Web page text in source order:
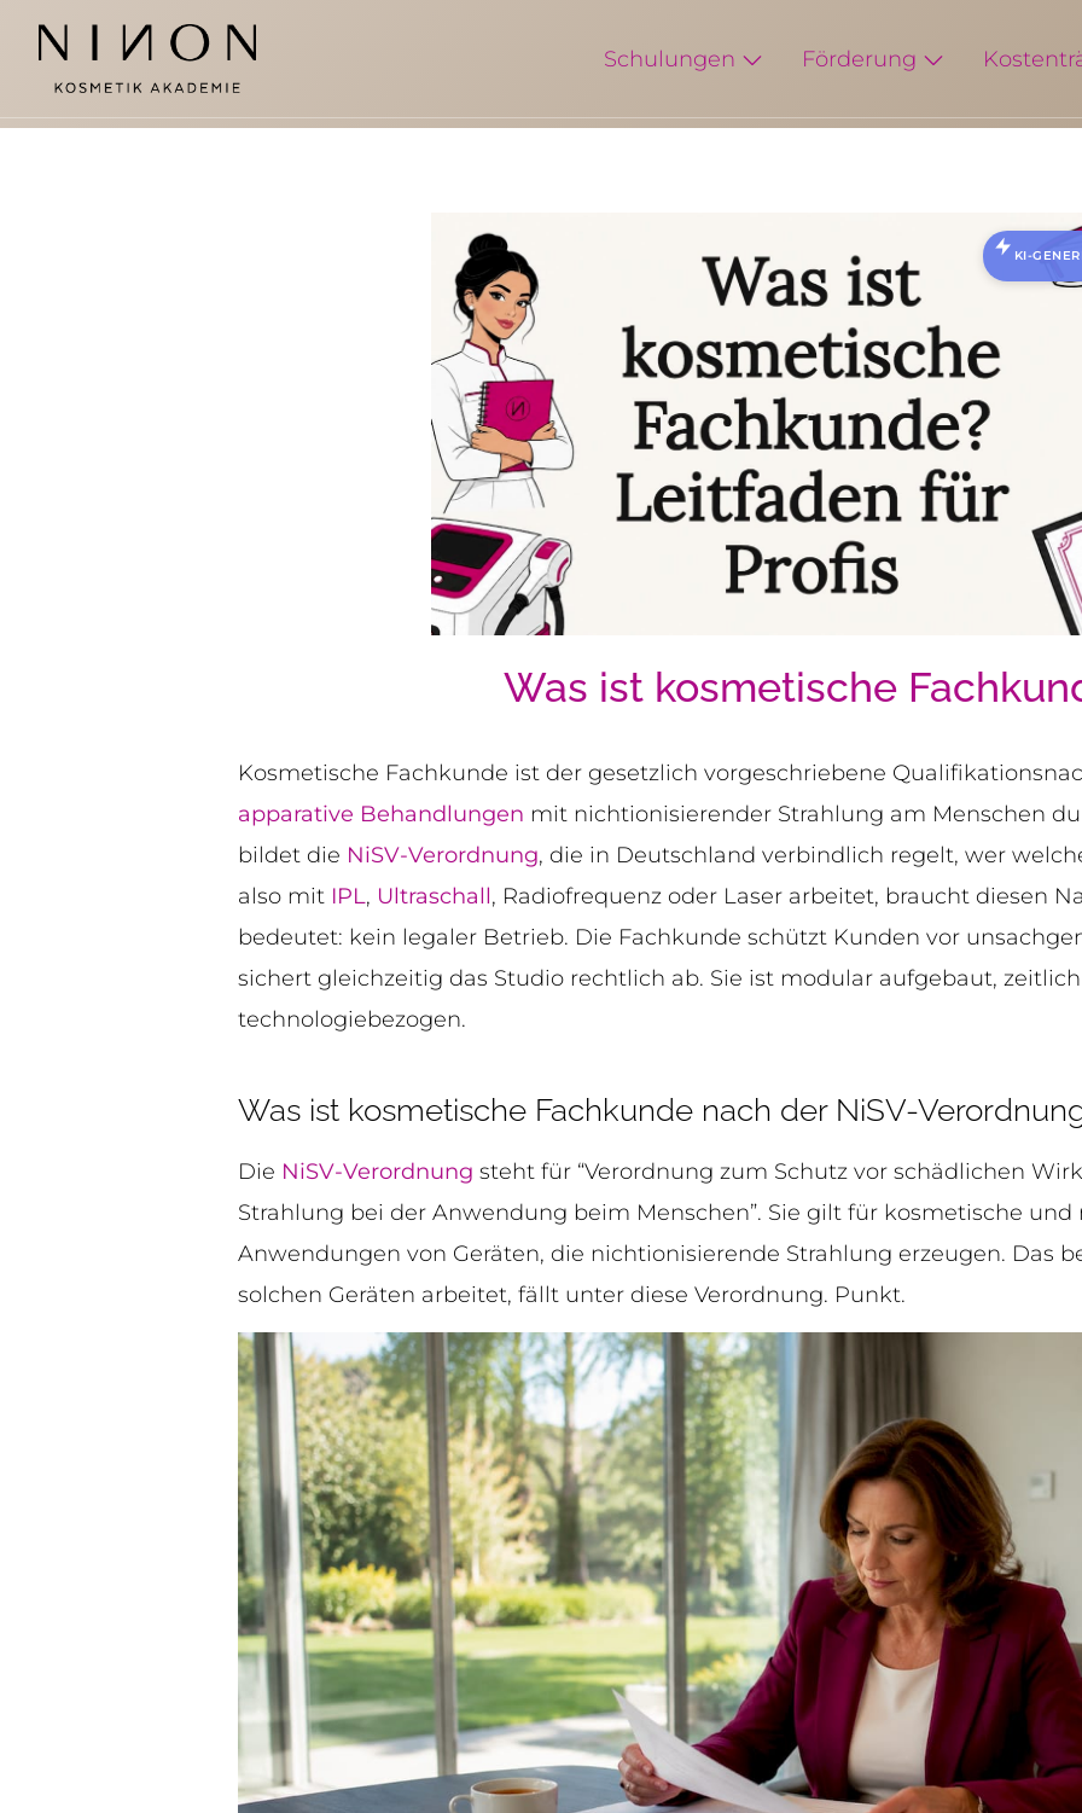
Schulungen Förderung
KI-
Was ist kosmetische
Kosmetische Fachkunde ist der gesetzlich vorgeschriebene
apparative Behandlungen mit nichtionisierender Strahlung am Menschen
bildet die NiSV-Verordnung, die in Deutschland verbindlich regelt, wer
also mit IPL, Ultraschall, Radiofrequenz oder Laser arbeitet, braucht diesen
bedeutet: kein legaler Betrieb. Die Fachkunde schützt Kunden vor
sichert gleichzeitig das Studio rechtlich ab. Sie ist modular aufgebaut,
technologiebezogen.
Was ist kosmetische Fachkunde nach der NiSV-
Die NiSV-Verordnung steht für “Verordnung zum Schutz vor schädlichen
Strahlung bei der Anwendung beim Menschen”. Sie gilt für kosmetische
Anwendungen von Geräten, die nichtionisierende Strahlung erzeugen. Das
solchen Geräten arbeitet, fällt unter diese Verordnung. Punkt.